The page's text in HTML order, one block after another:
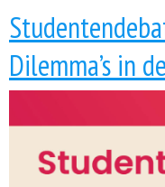
Dilemma’s in